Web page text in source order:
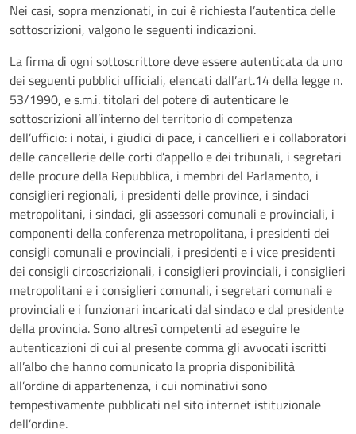
Nei casi, sopra menzionati, in cui è richiesta l’autentica delle
sottoscrizioni, valgono le seguenti indicazioni.
La firma di ogni sottoscrittore deve essere autenticata da uno
dei seguenti pubblici ufficiali, elencati dall’art.14 della legge n.
53/1990, e s.m.i. titolari del potere di autenticare le
sottoscrizioni all’interno del territorio di competenza
dell’ufficio: i notai, i giudici di pace, i cancellieri e i collaboratori
delle cancellerie delle corti d’appello e dei tribunali, i segretari
delle procure della Repubblica, i membri del Parlamento, i
consiglieri regionali, i presidenti delle province, i sindaci
metropolitani, i sindaci, gli assessori comunali e provinciali, i
componenti della conferenza metropolitana, i presidenti dei
consigli comunali e provinciali, i presidenti e i vice presidenti
dei consigli circoscrizionali, i consiglieri provinciali, i consiglieri
metropolitani e i consiglieri comunali, i segretari comunali e
provinciali e i funzionari incaricati dal sindaco e dal presidente
della provincia. Sono altresì competenti ad eseguire le
autenticazioni di cui al presente comma gli avvocati iscritti
all’albo che hanno comunicato la propria disponibilità
all’ordine di appartenenza, i cui nominativi sono
tempestivamente pubblicati nel sito internet istituzionale
dell’ordine.